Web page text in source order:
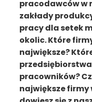
pracodawców w
zakłady
pracy dla setek
okolic. Które
największe?
pracowników?
największe firmy